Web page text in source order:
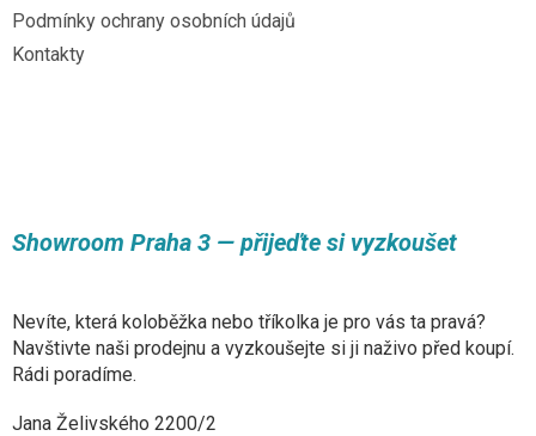
Podmínky ochrany osobních údajů
Kontakty
Showroom Praha 3 — přijeďte si vyzkoušet
Nevíte, která koloběžka nebo tříkolka je pro vás ta pravá?
Navštivte naši prodejnu a vyzkoušejte si ji naživo před koupí.
Rádi poradíme.
Jana Želivského 2200/2